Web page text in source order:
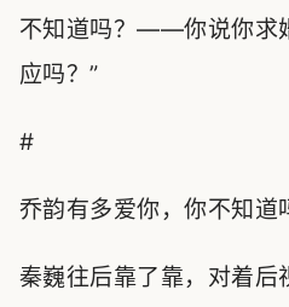
不知道吗？——你说你求
应吗？”
#
乔韵有多爱你，你不知道
秦巍往后靠了靠，对着后